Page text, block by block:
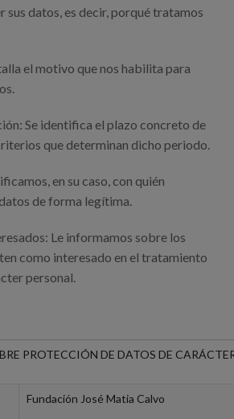
sus datos, es decir, porqué tratamos
el motivo que nos habilita para
Se identifica el plazo concreto de
que determinan dicho periodo.
en su caso, con quién
de forma legítima.
Le informamos sobre los
como interesado en el tratamiento
personal.
PROTECCIÓN DE DATOS DE
Fundación José Matia Calvo